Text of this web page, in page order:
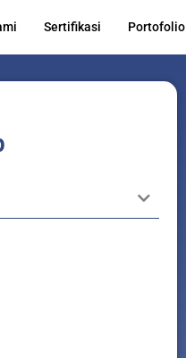
Sertifikasi Portofolio